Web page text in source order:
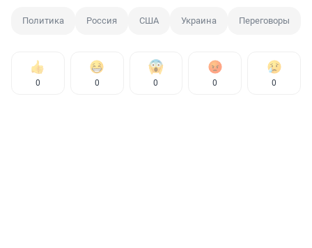
Политика Россия США Украина Переговоры
0 0 0 0 0